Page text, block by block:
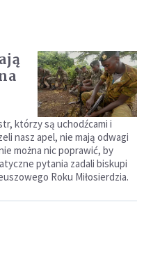
którzy są uchodźcami i
nasz apel, nie mają odwagi
można nic poprawić, by
pytania zadali biskupi
Roku Miłosierdzia.